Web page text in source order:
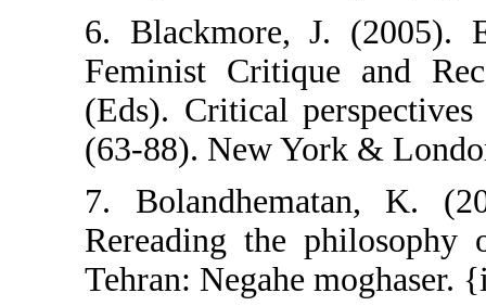
6. Blackmore,
Feminist
(Eds). Critical
(63-88). New
7.
Rereading the
Tehran: